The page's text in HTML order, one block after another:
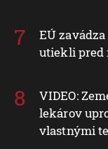
EÚ
utiekli pred
VIDEO:
lekárov
vlastnými